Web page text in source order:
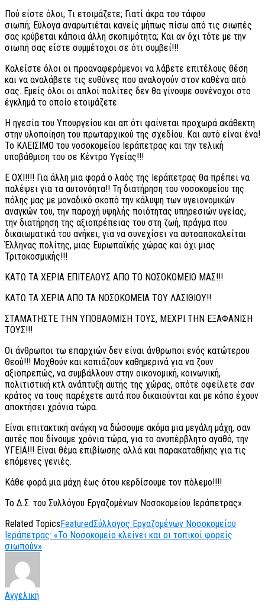
Πού είστε όλοι; Τι ετοιμάζετε; Γιατί άκρα του τάφου
σιωπή; Εύλογα αναρωτιέται κανείς μήπως πίσω από τις σιωπές
σας κρύβεται κάποια άλλη σκοπιμότητα; Και αν όχι τότε με την
σιωπή σας είστε συμμέτοχοι σε ότι συμβεί!!!
Καλείστε όλοι οι προαναφερόμενοι να λάβετε επιτέλους θέση
και να αναλάβετε τις ευθύνες που αναλογούν στον καθένα από
σας. Εμείς όλοι οι απλοί πολίτες δεν θα γίνουμε συνένοχοι στο
έγκλημά το οποίο ετοιμάζετε
Η ηγεσία του Υπουργείου και απ ότι φαίνεται προχωρά ακάθεκτη
στην υλοποίηση του πρωταρχικού της σχεδίου. Και αυτό είναι ένα!
Το ΚΛΕΙΣΙΜΟ του νοσοκομείου Ιεράπετρας και την τελική
υποβάθμιση του σε Κέντρο Υγείας!!!
Ε ΟΧΙ!!!! Για άλλη μια φορά ο λαός της Ιεράπετρας θα πρέπει να
παλέψει για τα αυτονόητα!! Τη διατήρηση του νοσοκομείου της
πόλης μας με μοναδικό σκοπό την κάλυψη των υγειονομικών
αναγκών του, την παροχή υψηλής ποιότητας υπηρεσιών υγείας,
την διατήρηση της αξιοπρέπειας του στη ζωή, πράγμα που
δικαιωματικά του ανήκει, για να συνεχίσει να αυτοαποκαλείται
Έλληνας πολίτης, μιας Ευρωπαϊκής χώρας και όχι μιας
Τριτοκοσμικής!!!
ΚΑΤΩ ΤΑ ΧΕΡΙΑ ΕΠΙΤΕΛΟΥΣ ΑΠΟ ΤΟ ΝΟΣΟΚΟΜΕΙΟ ΜΑΣ!!!
ΚΑΤΩ ΤΑ ΧΕΡΙΑ ΑΠΟ ΤΑ ΝΟΣΟΚΟΜΕΙΑ ΤΟΥ ΛΑΣΙΘΙΟΥ!!
ΣΤΑΜΑΤΗΣΤΕ ΤΗΝ ΥΠΟΒΑΘΜΙΣΗ ΤΟΥΣ, ΜΕΧΡΙ ΤΗΝ ΕΞΑΦΑΝΙΣΗ
ΤΟΥΣ!!!
Οι άνθρωποι τω επαρχιών δεν είναι άνθρωποι ενός κατώτερου
Θεού!!! Μοχθούν και κοπιάζουν καθημερινά για να ζουν
αξιοπρεπώς, να συμβάλλουν στην οικονομική, κοινωνική,
πολιτιστική κτλ ανάπτυξη αυτής της χώρας, οπότε οφείλετε σαν
κράτος να τους παρέχετε αυτά που δικαιούνται και με κόπο έχουν
αποκτήσει χρόνια τώρα.
Είναι επιτακτική ανάγκη να δώσουμε ακόμα μια μεγάλη μάχη, σαν
αυτές που δίνουμε χρόνια τώρα, για το ανυπέρβλητο αγαθό, την
ΥΓΕΙΑ!!! Είναι θέμα επιβίωσης αλλά και παρακαταθήκης για τις
επόμενες γενιές.
Κάθε φορά μια μάχη έως ότου κερδίσουμε τον πόλεμο!!!!
Το Δ.Σ. του Συλλόγου Εργαζομένων Νοσοκομείου Ιεράπετρας».
Related Topics FeaturedΣύλλογος Εργαζομένων Νοσοκομείου
Ιεράπετρας: «Το Νοσοκομείο κλείνει και οι τοπικοί φορείς
σιωπούν»
Αγγελική